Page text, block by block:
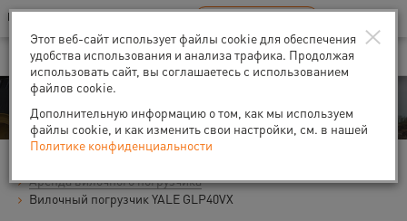
Ваш город:Тюмень
В Вашем регионе нет наших офисов RU EN
Аренда
Аренда вилочного погрузчика
Вилочный погрузчик YALE GLP40VX
×
Этот веб-сайт использует файлы cookie для обеспечения
удобства использования и анализа трафика. Продолжая
использовать сайт, вы соглашаетесь с использованием
файлов cookie.
Дополнительную информацию о том, как мы используем
файлы cookie, и как изменить свои настройки, см. в нашей
Политике конфиденциальности